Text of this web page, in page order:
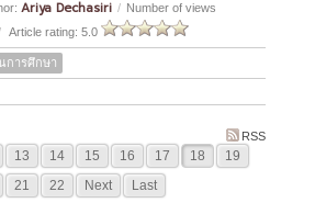
Ariya Dechasiri / Number of views
Article rating: 5.0
การศึกษา
RSS
13 14 15 16 17 18
19
21 22 Next Last